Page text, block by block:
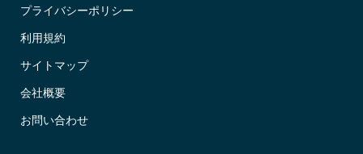
プライバシーポリシー
利用規約
サイトマップ
会社概要
お問い合わせ